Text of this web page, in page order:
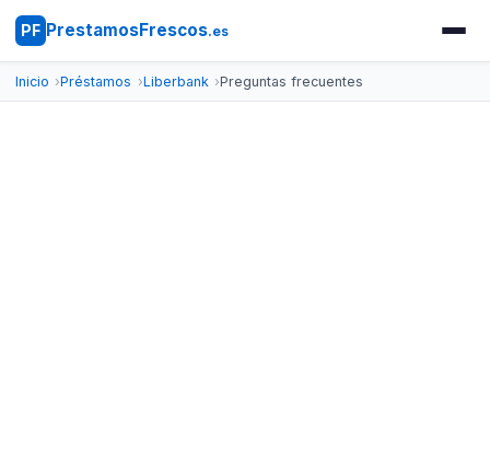
PF PrestamosFrescos.es
Inicio Préstamos Liberbank Preguntas frecuentes